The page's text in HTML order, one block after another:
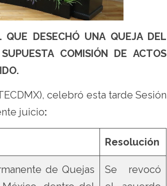
DESECHÓ UNA QUEJA DEL
COMISIÓN DE ACTOS
celebró esta tarde Sesión
juicio:
Resolución
de Quejas
Se revocó